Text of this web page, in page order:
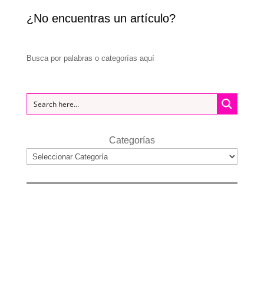
¿No encuentras un artículo?
Busca por palabras o categorías aquí
Categorías